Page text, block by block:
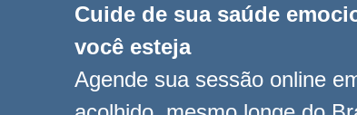
Cuide de sua saúde
você esteja
Agende sua sessão online